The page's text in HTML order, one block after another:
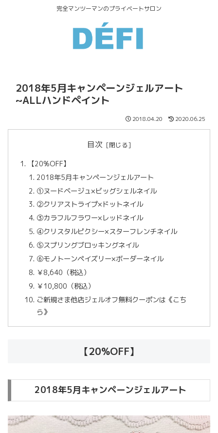
完全マンツーマンのプライベートサロン
2018年5月キャンペーンジェルアート
~ALLハンドペイント
2018.04.20 2020.06.25
目次
【20%OFF】
2018年5月キャンペーンジェルアート
①ヌードベージュ×ビッグシェルネイル
②クリアストライプ×ドットネイル
③カラフルフラワー×レッドネイル
④クリスタルピクシー×スターフレンチネイル
⑤スプリングブロッキングネイル
⑥モノトーンペイズリー×ボーダーネイル
￥8,640（税込）
￥10,800（税込）
ご新規さま他店ジェルオフ無料クーポンは《こち
ら》
【20%OFF】
2018年5月キャンペーンジェルアート